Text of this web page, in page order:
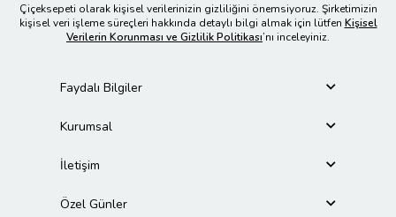
Çiçeksepeti olarak kişisel verilerinizin gizliliğini önemsiyoruz. Şirketimizin
kişisel veri işleme süreçleri hakkında detaylı bilgi almak için lütfen Kişisel
Verilerin Korunması ve Gizlilik Politikası’nı inceleyiniz.
Faydalı Bilgiler
Kurumsal
İletişim
Özel Günler